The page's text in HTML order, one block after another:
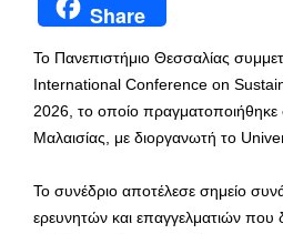
Share
Το Πανεπιστήμιο Θεσσαλίας
International Conference on
2026, το οποίο πραγματοποιήθηκε
Μαλαισίας, με διοργανωτή το
Το συνέδριο αποτέλεσε σημείο
ερευνητών και επαγγελματιών που